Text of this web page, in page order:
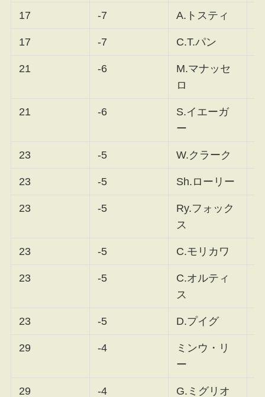
17 -7 A.トスティ
17 -7 C.T.パン
21 -6
M.マナッセ
ロ
21 -6
S.イエーガ
ー
23 -5 W.クラーク
23 -5 Sh.ローリー
23 -5
Ry.フォック
ス
23 -5 C.モリカワ
23 -5
C.オルティ
ス
23 -5 D.プイグ
29 -4
ミンウ・リ
ー
29 -4 G.ミグリオ